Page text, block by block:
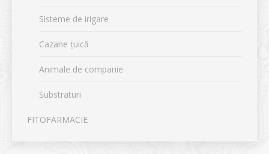
Sisteme de irigare
Cazane țuică
Animale de companie
Substraturi
FITOFARMACIE